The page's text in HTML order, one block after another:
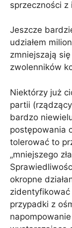
sprzeczności z
Jeszcze
udziałem
zmniejszają
zwolenników
Niektórzy już
partii
bardzo
postępowania
tolerować to
„mniejszego
okropne
przypadki z